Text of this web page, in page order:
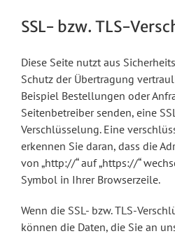
SSL- bzw. TLS-
Diese Seite nutzt aus
Schutz der Übertragung
Beispiel Bestellungen oder
Seitenbetreiber senden, eine
Verschlüsselung. Eine
erkennen Sie daran, dass die
von „http://“ auf „https://“
Symbol in Ihrer Browserzeile.
Wenn die SSL- bzw. TLS-
können die Daten, die Sie an